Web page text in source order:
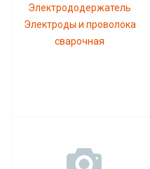
Электрододержатель
Электроды и проволока
сварочная